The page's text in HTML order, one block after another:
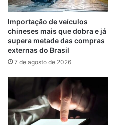
Importação de veículos
chineses mais que dobra e já
supera metade das compras
externas do Brasil
7 de agosto de 2026